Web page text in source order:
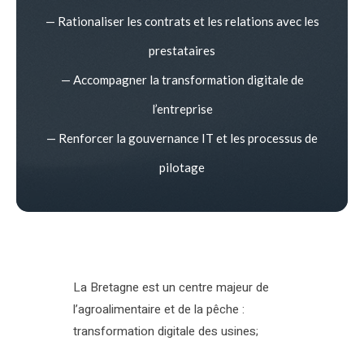
— Rationaliser les contrats et les relations avec les
prestataires
— Accompagner la transformation digitale de
l’entreprise
— Renforcer la gouvernance IT et les processus de
pilotage
La Bretagne est un centre majeur de
l’agroalimentaire et de la pêche :
transformation digitale des usines;